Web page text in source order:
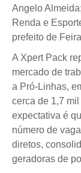
Angelo
Renda e
prefeito de
A Xpert Pack
mercado de
a Pró-Linhas,
cerca de 1,7
expectativa é
número de
diretos,
geradoras de